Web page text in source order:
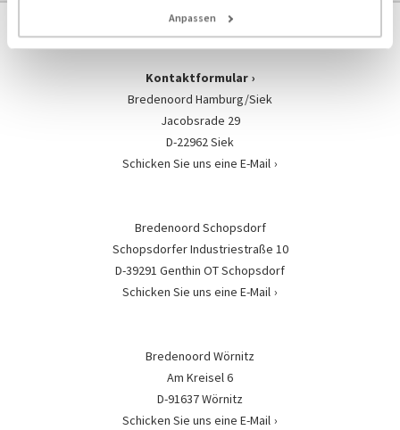
Anpassen
Kontaktformular
Bredenoord Hamburg/Siek
Jacobsrade 29
D-22962 Siek
Schicken Sie uns eine E-Mail
Bredenoord Schopsdorf
Schopsdorfer Industriestraße 10
D-39291 Genthin OT Schopsdorf
Schicken Sie uns eine E-Mail
Bredenoord Wörnitz
Am Kreisel 6
D-91637 Wörnitz
Schicken Sie uns eine E-Mail